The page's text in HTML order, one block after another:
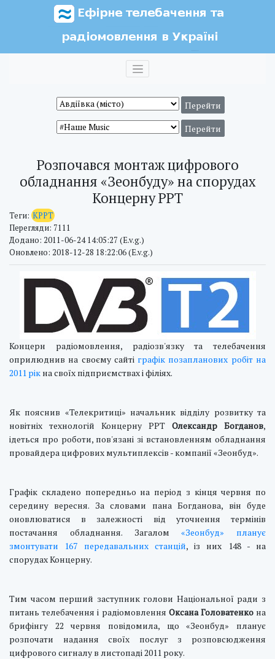
Розпочався монтаж цифрового
обладнання «Зеонбуду» на спорудах
Концерну РРТ
Теги: КРРТ
Перегляди: 7111
Додано: 2011-06-24 14:05:27 (E.v.g.)
Оновлено: 2018-12-28 18:22:06 (E.v.g.)
Концерн радіомовлення, радіозв'язку та телебачення
оприлюднив на своєму сайті графік позапланових робіт на
2011 рік на своїх підприємствах і філіях.
Як пояснив «Телекритиці» начальник відділу розвитку та
новітніх технологій Концерну РРТ Олександр Богданов,
ідеться про роботи, пов'язані зі встановленням обладнання
провайдера цифрових мультиплексів - компанії «Зеонбуд».
Графік складено попередньо на період з кінця червня по
середину вересня. За словами пана Богданова, він буде
оновлюватися в залежності від уточнення термінів
постачання обладнання. Загалом«Зеонбуд» планує
змонтувати 167 передавальних станцій, із них 148 - на
спорудах Концерну.
Тим часом перший заступник голови Національної ради з
питань телебачення і радіомовлення Оксана Головатенкона
брифінгу 22 червня повідомила, що «Зеонбуд» планує
розпочати надання своїх послуг з розповсюдження
цифрового сигналу в листопаді 2011 року.